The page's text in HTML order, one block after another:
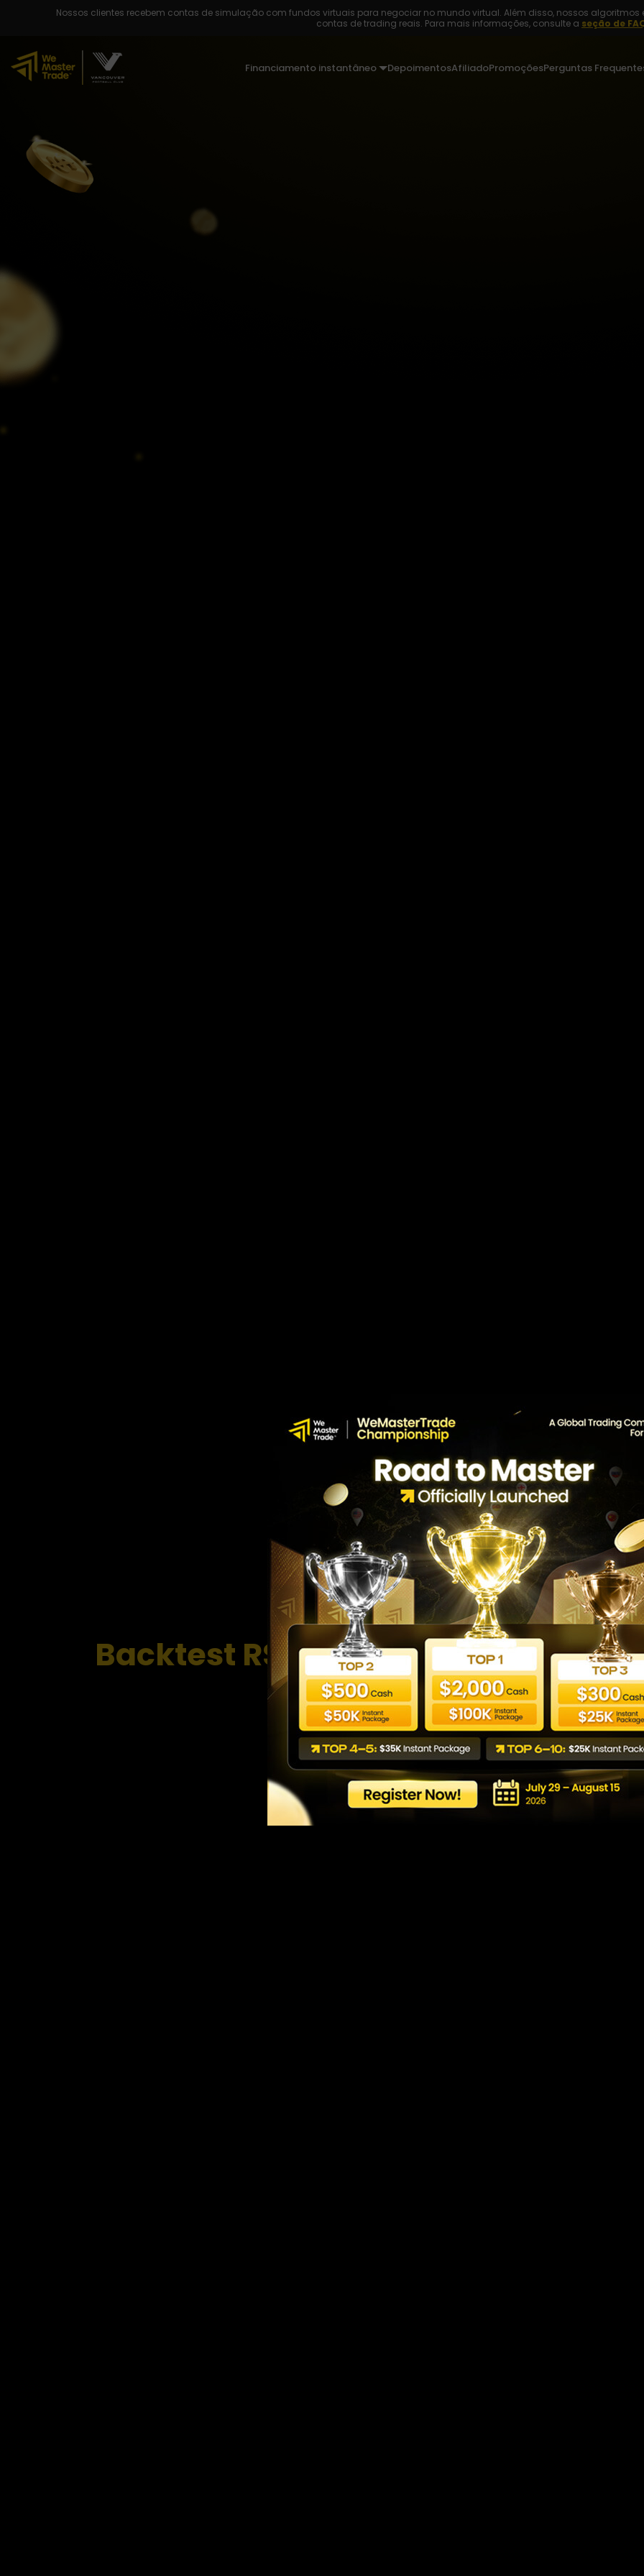
Nossos clientes recebem contas de simulação com fundos virtuais para negociar no mundo virtual. Além disso, nossos
contas de trading reais. Para mais informações, consulte a seção de
Financiamento instantâneo DepoimentosAfiliadoPromoçõesPerguntas
Backtest RSI: como testar
históricos
Last updated: 29/05/2026